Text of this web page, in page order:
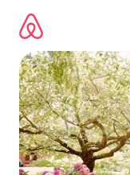
dung